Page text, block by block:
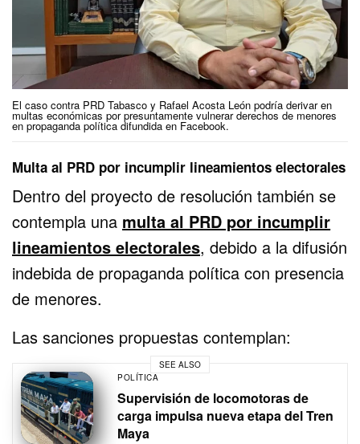
El caso contra PRD Tabasco y Rafael Acosta León podría derivar en
multas económicas por presuntamente vulnerar derechos de menores
en propaganda política difundida en Facebook.
Multa al PRD por incumplir lineamientos electorales
Dentro del proyecto de resolución también se
contempla una multa al PRD por incumplir
lineamientos electorales, debido a la difusión
indebida de propaganda política con presencia
de menores.
Las sanciones propuestas contemplan:
SEE ALSO
POLÍTICA
Supervisión de locomotoras de
carga impulsa nueva etapa del Tren
Maya